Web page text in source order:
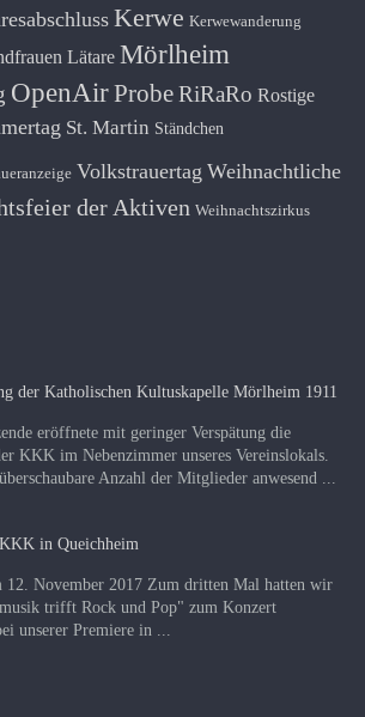
Kerwe Kerwewanderung
Lätare Mörlheim
OpenAirProbe RiRaRo Rostige
St. Martin Ständchen
Volkstrauertag Weihnachtliche
der Aktiven Weihnachtszirkus
der Katholischen Kultuskapelle Mörlheim 1911
eröffnete mit geringer Verspätung die
KKK im Nebenzimmer unseres Vereinslokals.
Anzahl der Mitglieder anwesend ...
in Queichheim
12. November 2017 Zum dritten Mal hatten wir
trifft Rock und Pop" zum Konzert
unserer Premiere in ...